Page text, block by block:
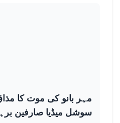
مہر بانو کی موت کا
سوشل میڈیا صارفین